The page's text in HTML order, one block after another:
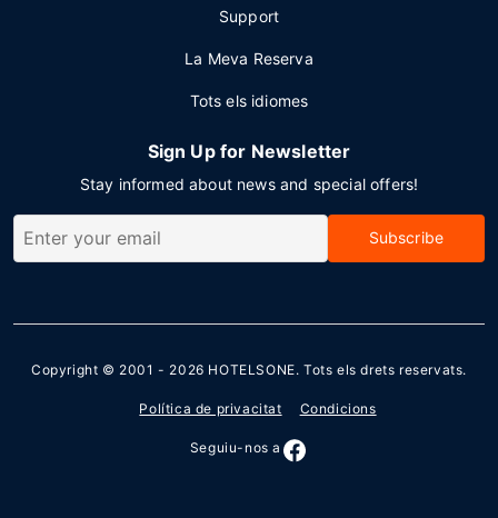
Support
La Meva Reserva
Tots els idiomes
Sign Up for Newsletter
Stay informed about news and special offers!
Subscribe
Copyright © 2001 - 2026 HOTELSONE. Tots els drets reservats.
Política de privacitat Condicions
Seguiu-nos a